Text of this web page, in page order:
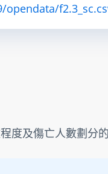
度及傷亡人數劃分